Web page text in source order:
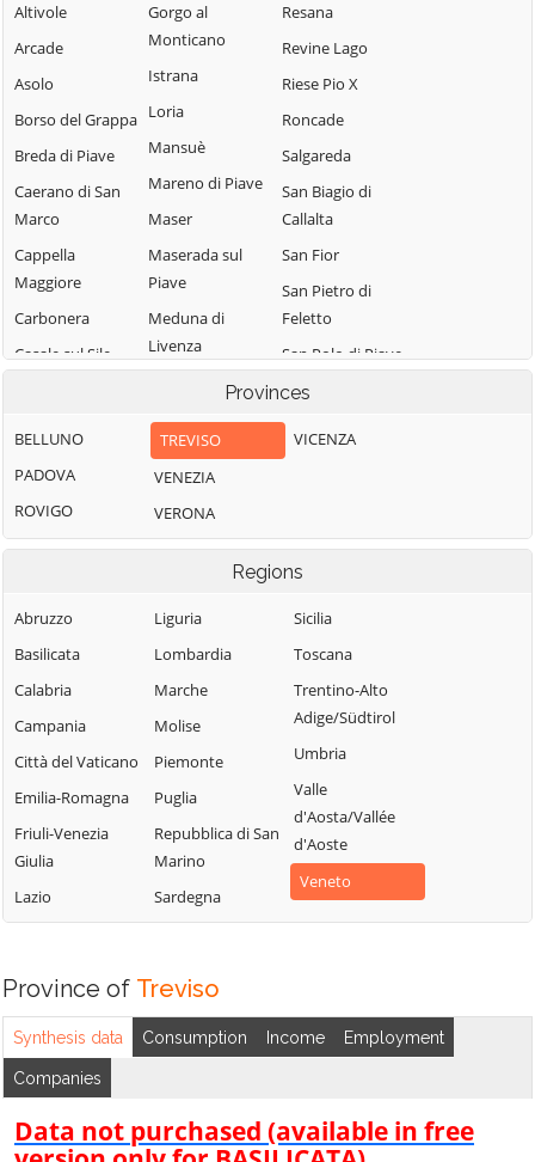
Altivole
Arcade
Asolo
Borso del Grappa
Breda di Piave
Caerano di San
Marco
Cappella
Maggiore
Carbonera
Casale sul Sile
Godego
Tomba
Cessalto
Chiarano
Cimadolmo
Cison di
Valmarino
Codognè
Colle Umberto
Conegliano
Cordignano
Crocetta del
Montello
Farra di Soligo
Follina
Fontanelle
Gorgo al
Monticano
Istrana
Loria
Mansuè
Mareno di Piave
Maser
Maserada sul
Piave
Meduna di
Livenza
Mogliano Veneto
Monastier di
Treviso
Monfumo
Montebelluna
Moriago della
Battaglia
Motta di Livenza
Nervesa della
Battaglia
Oderzo
Ormelle
Orsago
Paese
Pederobba
Pieve di Soligo
Ponte di Piave
Possagno
Resana
Revine Lago
Riese Pio X
Roncade
Salgareda
San Biagio di
Callalta
San Fior
San Pietro di
Feletto
San Polo di Piave
San Vendemiano
San Zenone degli
Ezzelini
Sarmede
Sernaglia della
Battaglia
Silea
Spresiano
Susegana
Tarzo
Treviso
Valdobbiadene
Villorba
Volpago del
Montello
Provinces
BELLUNO
PADOVA
ROVIGO
TREVISO
VENEZIA
VERONA
VICENZA
Regions
Abruzzo
Basilicata
Calabria
Campania
Città del Vaticano
Emilia-Romagna
Friuli-Venezia
Giulia
Lazio
Liguria
Lombardia
Marche
Molise
Piemonte
Puglia
Repubblica di San
Marino
Sardegna
Sicilia
Toscana
Trentino-Alto
Adige/Südtirol
Umbria
Valle
d'Aosta/Vallée
d'Aoste
Veneto
Province of Treviso
Synthesis data Consumption Income Employment
Companies
Data not purchased (available in free